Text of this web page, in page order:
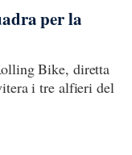
per la
Bike, diretta
i tre alfieri del